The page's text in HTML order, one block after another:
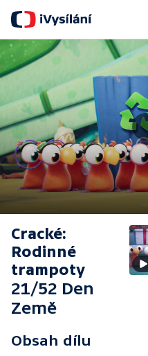
Cracké:
Rodinné
trampoty
21/52 Den
Země
Obsah dílu